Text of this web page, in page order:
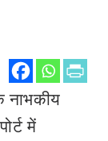
नाभकीय
में